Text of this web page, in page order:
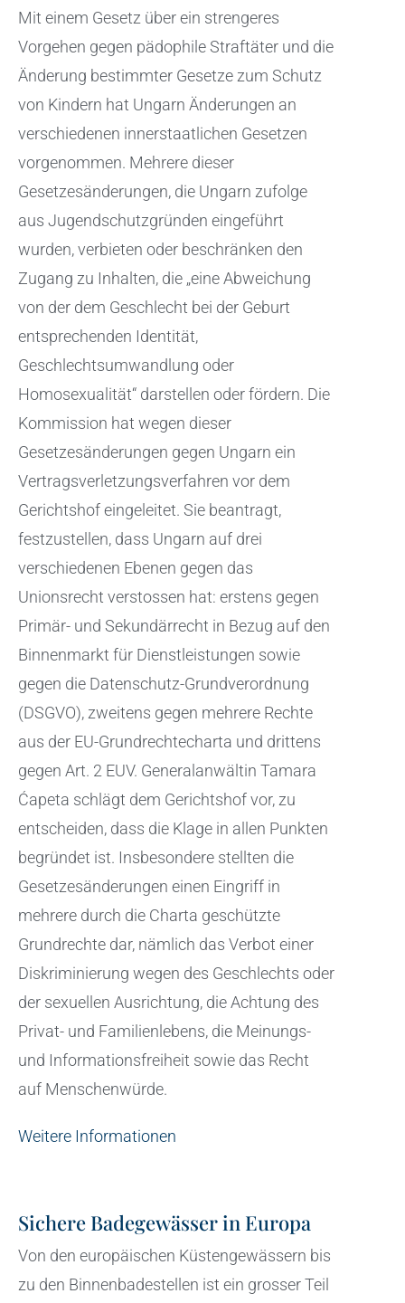
Mit einem Gesetz über ein strengeres
Vorgehen gegen pädophile Straftäter und die
Änderung bestimmter Gesetze zum Schutz
von Kindern hat Ungarn Änderungen an
verschiedenen innerstaatlichen Gesetzen
vorgenommen. Mehrere dieser
Gesetzesänderungen, die Ungarn zufolge
aus Jugendschutzgründen eingeführt
wurden, verbieten oder beschränken den
Zugang zu Inhalten, die „eine Abweichung
von der dem Geschlecht bei der Geburt
entsprechenden Identität,
Geschlechtsumwandlung oder
Homosexualität“ darstellen oder fördern. Die
Kommission hat wegen dieser
Gesetzesänderungen gegen Ungarn ein
Vertragsverletzungsverfahren vor dem
Gerichtshof eingeleitet. Sie beantragt,
festzustellen, dass Ungarn auf drei
verschiedenen Ebenen gegen das
Unionsrecht verstossen hat: erstens gegen
Primär- und Sekundärrecht in Bezug auf den
Binnenmarkt für Dienstleistungen sowie
gegen die Datenschutz-Grundverordnung
(DSGVO), zweitens gegen mehrere Rechte
aus der EU-Grundrechtecharta und drittens
gegen Art. 2 EUV. Generalanwältin Tamara
Ćapeta schlägt dem Gerichtshof vor, zu
entscheiden, dass die Klage in allen Punkten
begründet ist. Insbesondere stellten die
Gesetzesänderungen einen Eingriff in
mehrere durch die Charta geschützte
Grundrechte dar, nämlich das Verbot einer
Diskriminierung wegen des Geschlechts oder
der sexuellen Ausrichtung, die Achtung des
Privat- und Familienlebens, die Meinungs-
und Informationsfreiheit sowie das Recht
auf Menschenwürde.
Weitere Informationen
Sichere Badegewässer in Europa
Von den europäischen Küstengewässern bis
zu den Binnenbadestellen ist ein grosser Teil